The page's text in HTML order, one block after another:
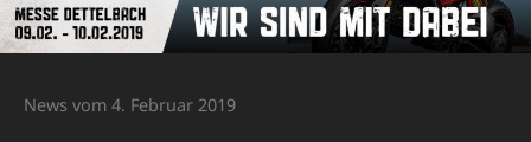
News vom 4. Februar 2019